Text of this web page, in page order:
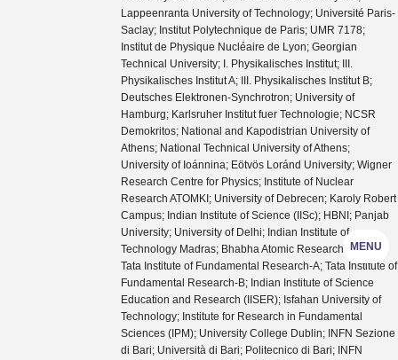
MENU
Lappeenranta University of Technology; Université Paris-
Saclay; Institut Polytechnique de Paris; UMR 7178;
Institut de Physique Nucléaire de Lyon; Georgian
Technical University; I. Physikalisches Institut; III.
Physikalisches Institut A; III. Physikalisches Institut B;
Deutsches Elektronen-Synchrotron; University of
Hamburg; Karlsruher Institut fuer Technologie; NCSR
Demokritos; National and Kapodistrian University of
Athens; National Technical University of Athens;
University of Ioánnina; Eötvös Loránd University; Wigner
Research Centre for Physics; Institute of Nuclear
Research ATOMKI; University of Debrecen; Karoly Robert
Campus; Indian Institute of Science (IISc); HBNI; Panjab
University; University of Delhi; Indian Institute of
Technology Madras; Bhabha Atomic Research Centre;
Tata Institute of Fundamental Research-A; Tata Institute of
Fundamental Research-B; Indian Institute of Science
Education and Research (IISER); Isfahan University of
Technology; Institute for Research in Fundamental
Sciences (IPM); University College Dublin; INFN Sezione
di Bari; Università di Bari; Politecnico di Bari; INFN